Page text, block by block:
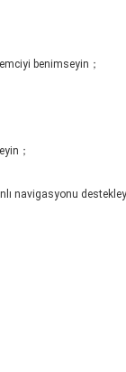
benimseyin；
；
navigasyonu